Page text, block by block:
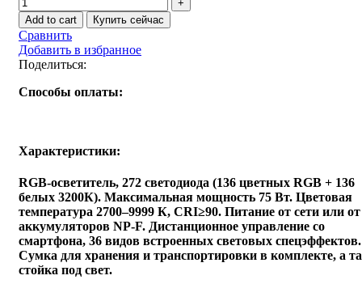
Add to cart Купить сейчас
Сравнить
Добавить в избранное
Поделиться:
Способы оплаты:
Характеристики:
RGB-осветитель, 272 светодиода (136 цветных RGB + 136
белых 3200К). Максимальная мощность 75 Вт. Цветовая
температура 2700–9999 К, CRI≥90. Питание от сети или от
аккумуляторов NP-F. Дистанционное управление со
смартфона, 36 видов встроенных световых спецэффектов.
Сумка для хранения и транспортировки в комплекте, а
стойка под свет.